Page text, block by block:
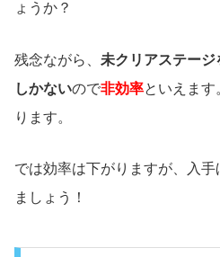
ょうか？
残念ながら、 未クリアステージ
しかないので非効率といえま
ります。
では効率は下がりますが、入
ましょう！